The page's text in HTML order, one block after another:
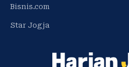
Bisnis.com
Star Jogja